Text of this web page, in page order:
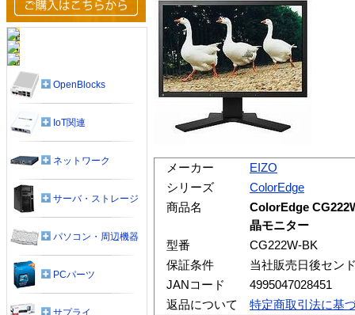
メーカー
EIZO
シリーズ
ColorEdge
商品名
ColorEdge
晶モニター
型番
CG222W-BK
保証条件
当社販売日後セン
JANコード
4995047028451
返品について
特定商取引法に基
OpenBlocks
IoT関連
ネットワーク
サーバ・ストレージ
パソコン・周辺機器
PCパーツ
サプライ